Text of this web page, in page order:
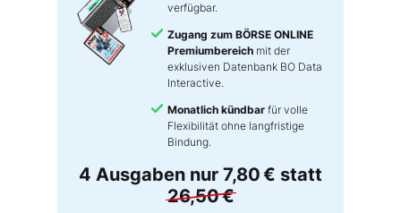
verfügbar.
Zugang zum BÖRSE ONLINE
Premiumbereich mit der
exklusiven Datenbank BO Data
Interactive.
Monatlich kündbar für volle
Flexibilität ohne langfristige
Bindung.
4 Ausgaben nur 7,80 € statt
26,50 €